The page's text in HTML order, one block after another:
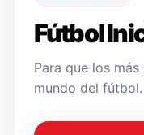
Fútbol
Para que los
mundo del fútbol.